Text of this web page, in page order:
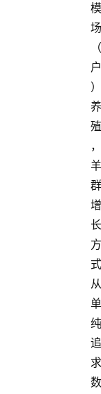
模
场
（
户
）
养
殖
，
羊
群
增
长
方
式
从
单
纯
追
求
数